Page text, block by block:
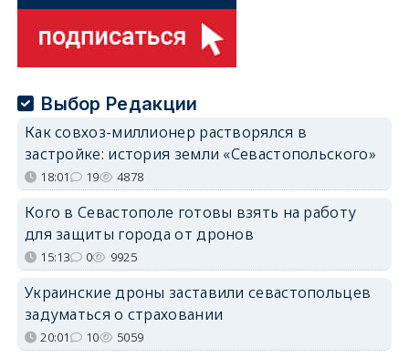
Выбор Редакции
Как совхоз-миллионер растворялся в
застройке: история земли «Севастопольского»
18:01 19 4878
Кого в Севастополе готовы взять на работу
для защиты города от дронов
15:13 0 9925
Украинские дроны заставили севастопольцев
задуматься о страховании
20:01 10 5059